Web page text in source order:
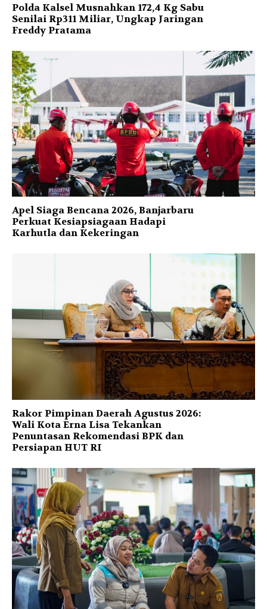
Polda Kalsel Musnahkan 172,4 Kg Sabu
Senilai Rp311 Miliar, Ungkap Jaringan
Freddy Pratama
Apel Siaga Bencana 2026, Banjarbaru
Perkuat Kesiapsiagaan Hadapi
Karhutla dan Kekeringan
Rakor Pimpinan Daerah Agustus 2026:
Wali Kota Erna Lisa Tekankan
Penuntasan Rekomendasi BPK dan
Persiapan HUT RI